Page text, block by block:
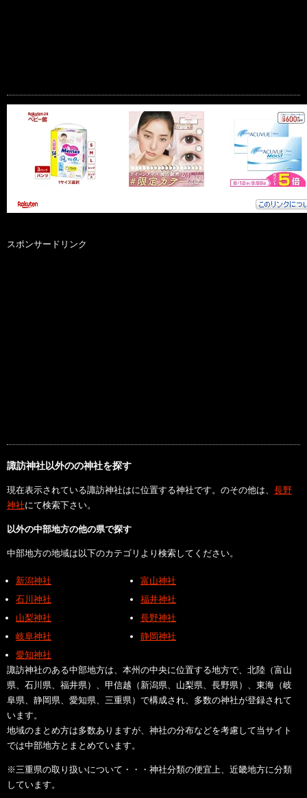
スポンサードリンク
諏訪神社以外のの神社を探す
現在表示されている諏訪神社はに位置する神社です。のその他は、 長野
神社にて検索下さい。
以外の中部地方の他の県で探す
中部地方の地域は以下のカテゴリより検索してください。
新潟神社
富山神社
石川神社
福井神社
山梨神社
長野神社
岐阜神社
静岡神社
愛知神社
諏訪神社のある中部地方は、本州の中央に位置する地方で、北陸（富山
県、石川県、福井県）、甲信越（新潟県、山梨県、長野県）、東海（岐
阜県、静岡県、愛知県、三重県）で構成され、多数の神社が登録されて
います。
地域のまとめ方は多数ありますが、神社の分布などを考慮して当サイト
では中部地方とまとめています。
※三重県の取り扱いについて・・・神社分類の便宜上、近畿地方に分類
しています。